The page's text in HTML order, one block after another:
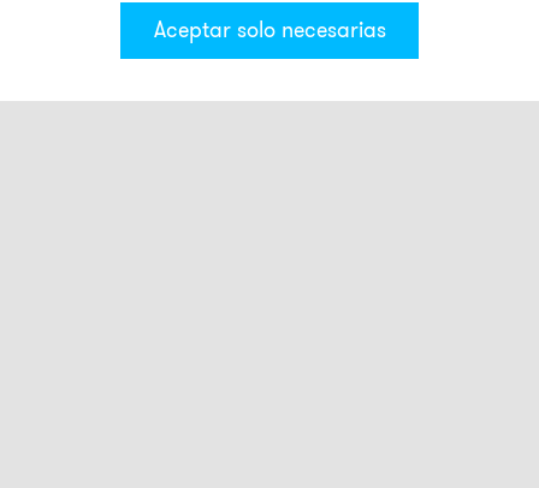
Categorías & Filter
Aceptar solo necesarias